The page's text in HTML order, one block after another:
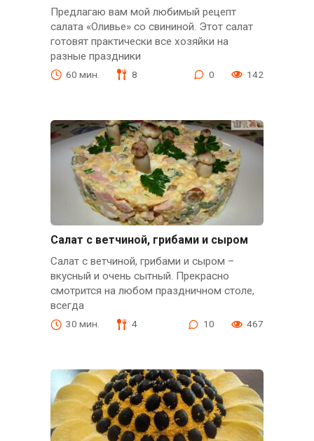
Предлагаю вам мой любимый рецепт
салата «Оливье» со свининой. Этот салат
готовят практически все хозяйки на
разные праздники
60 мин. 8 0 142
Салат с ветчиной, грибами и сыром
Салат с ветчиной, грибами и сыром –
вкусный и очень сытный. Прекрасно
смотрится на любом праздничном столе,
всегда
30 мин. 4 10 467